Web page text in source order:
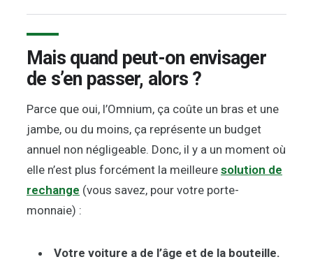
Mais quand peut-on envisager
de s’en passer, alors ?
Parce que oui, l’Omnium, ça coûte un bras et une
jambe, ou du moins, ça représente un budget
annuel non négligeable. Donc, il y a un moment où
elle n’est plus forcément la meilleure solution de
rechange (vous savez, pour votre porte-
monnaie) :
Votre voiture a de l’âge et de la bouteille.